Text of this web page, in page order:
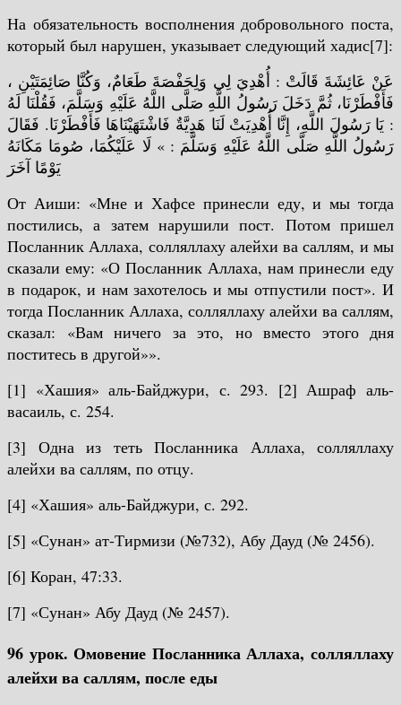
На обязательность восполнения добровольного поста,
который был нарушен, указывает следующий хадис[7]:
، عَنْ عَائِشَةَ قَالَتْ : أُهْدِيَ لِي وَلِحَفْصَةَ طَعَامٌ، وَكُنَّا صَائِمَتَيْنِ
فَأَفْطَرْنَا، ثُمَّ دَخَلَ رَسُولُ اللَّهِ صَلَّى اللَّهُ عَلَيْهِ وَسَلَّمَ، فَقُلْنَا لَهُ
: يَا رَسُولَ اللَّهِ، إِنَّا أُهْدِيَتْ لَنَا هَدِيَّةٌ فَاشْتَهَيْنَاهَا فَأَفْطَرْنَا. فَقَالَ
رَسُولُ اللَّهِ صَلَّى اللَّهُ عَلَيْهِ وَسَلَّمَ : » لَا عَلَيْكُمَا، صُومَا مَكَانَهُ
يَوْمًا آخَرَ
От Аиши: «Мне и Хафсе принесли еду, и мы тогда
постились, а затем нарушили пост. Потом пришел
Посланник Аллаха, солляллаху алейхи ва саллям, и мы
сказали ему: «О Посланник Аллаха, нам принесли еду
в подарок, и нам захотелось и мы отпустили пост». И
тогда Посланник Аллаха, солляллаху алейхи ва саллям,
сказал: «Вам ничего за это, но вместо этого дня
поститесь в другой»».
[1] «Хашия» аль-Байджури, с. 293. [2] Ашраф аль-
васаиль, с. 254.
[3] Одна из теть Посланника Аллаха, солляллаху
алейхи ва саллям, по отцу.
[4] «Хашия» аль-Байджури, с. 292.
[5] «Сунан» ат-Тирмизи (№732), Абу Дауд (№ 2456).
[6] Коран, 47:33.
[7] «Сунан» Абу Дауд (№ 2457).
96 урок. Омовение Посланника Аллаха, солляллаху
алейхи ва саллям, после еды